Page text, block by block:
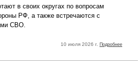
в своих округах по вопросам
РФ, а также встречаются с
СВО.
10 июля 2026 г. Подробнее